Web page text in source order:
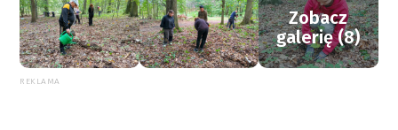
Zobacz
galerię (8)
REKLAMA